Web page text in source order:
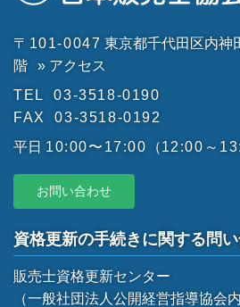
〒101-0047 東京都千代田区内神
階
» アクセス
TEL
03-3518-0190
FAX
03-3518-0192
平日 10:00〜17:00 （12:00～
お問い合わせ
資格更新の手続きに関する問
販売士資格更新センター
（一般社団法人公開経営指導協会内